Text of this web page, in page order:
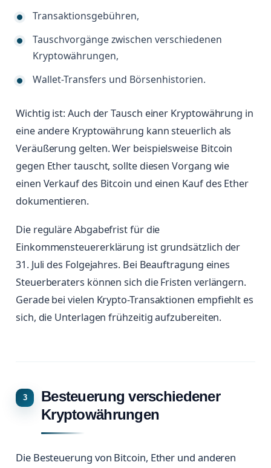
Transaktionsgebühren,
Tauschvorgänge zwischen verschiedenen
Kryptowährungen,
Wallet-Transfers und Börsenhistorien.
Wichtig ist: Auch der Tausch einer Kryptowährung in
eine andere Kryptowährung kann steuerlich als
Veräußerung gelten. Wer beispielsweise Bitcoin
gegen Ether tauscht, sollte diesen Vorgang wie
einen Verkauf des Bitcoin und einen Kauf des Ether
dokumentieren.
Die reguläre Abgabefrist für die
Einkommensteuererklärung ist grundsätzlich der
31. Juli des Folgejahres. Bei Beauftragung eines
Steuerberaters können sich die Fristen verlängern.
Gerade bei vielen Krypto-Transaktionen empfiehlt es
sich, die Unterlagen frühzeitig aufzubereiten.
Besteuerung verschiedener
Kryptowährungen
Die Besteuerung von Bitcoin, Ether und anderen